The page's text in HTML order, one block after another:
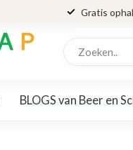
Gratis
BLOGS van Beer en